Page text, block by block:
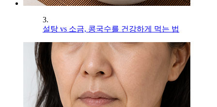
3.
설탕 vs 소금, 콩국수를 건강하게 먹는 법